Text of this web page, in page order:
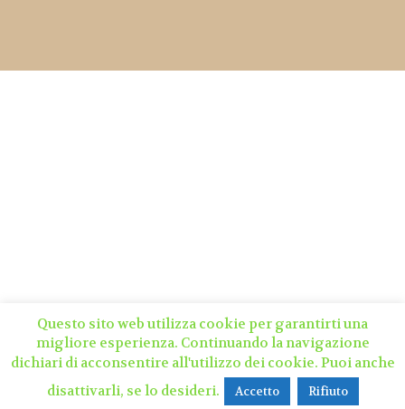
Questo sito web utilizza cookie per garantirti una
migliore esperienza. Continuando la navigazione
dichiari di acconsentire all'utilizzo dei cookie. Puoi anche
disattivarli, se lo desideri.
Accetto Rifiuto